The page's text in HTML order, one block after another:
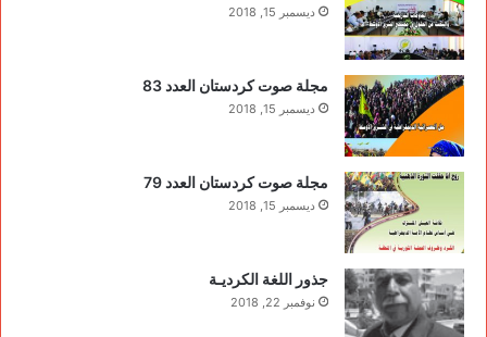
ديسمبر 15, 2018
مجلة صوت كردستان العدد 83
ديسمبر 15, 2018
مجلة صوت كردستان العدد 79
ديسمبر 15, 2018
جذور اللغة الكرديـة
نوفمبر 22, 2018